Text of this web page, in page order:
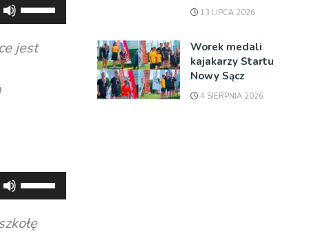
strzałek
zmniejszyć
głośność.
jest
strzałek
do
góry
13 LIPCA 2026
Worek medali
kajakarzy Startu
Nowy Sącz
4 SIERPNIA 2026